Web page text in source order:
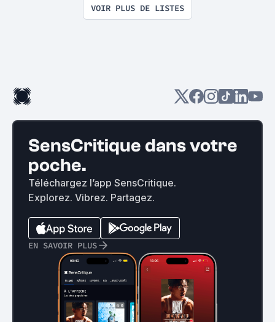
VOIR PLUS DE LISTES
SensCritique dans votre
poche.
Téléchargez l’app SensCritique.
Explorez. Vibrez. Partagez.
EN SAVOIR PLUS